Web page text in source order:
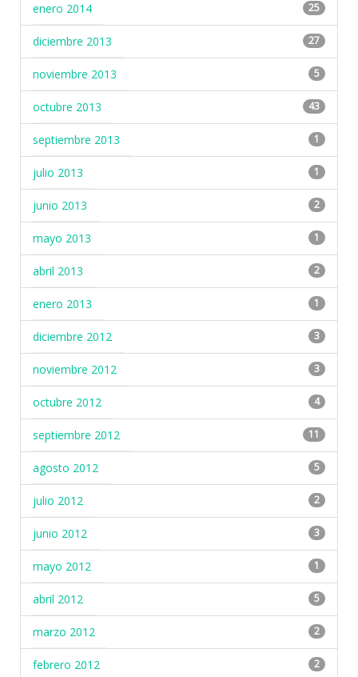
enero 2014 25
diciembre 2013 27
noviembre 2013 5
octubre 2013 43
septiembre 2013 1
julio 2013 1
junio 2013 2
mayo 2013 1
abril 2013 2
enero 2013 1
diciembre 2012 3
noviembre 2012 3
octubre 2012 4
septiembre 2012 11
agosto 2012 5
julio 2012 2
junio 2012 3
mayo 2012 1
abril 2012 5
marzo 2012 2
febrero 2012 2